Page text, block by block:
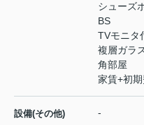
シューズ
BS
TVモニタ
複層ガラ
角部屋
家賃+初
設備(その他) -